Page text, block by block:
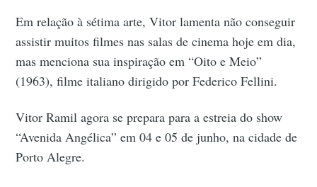
Em relação à sétima arte, Vitor lamenta não conseguir
assistir muitos filmes nas salas de cinema hoje em dia,
mas menciona sua inspiração em “Oito e Meio”
(1963), filme italiano dirigido por Federico Fellini.
Vitor Ramil agora se prepara para a estreia do show
“Avenida Angélica” em 04 e 05 de junho, na cidade de
Porto Alegre.